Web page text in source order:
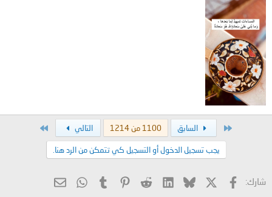
السابق 1100 من 1214 التالي
يجب تسجيل الدخول أو التسجيل كي تتمكن من الرد هنا.
شارك: فيسبوك Bluesky
LinkedIn
Reddit
Pinterest
Tumblr
WhatsApp
البريد